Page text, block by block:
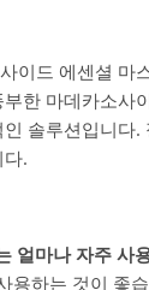
이드 에센셜 마
한 마데카소사
솔루션입니다
.
얼마나 자주 사
용하는 것이 좋